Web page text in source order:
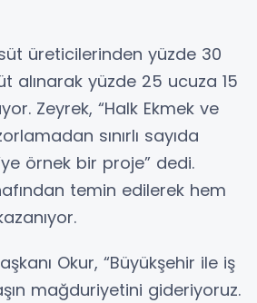
üreticilerinden yüzde 30
alınarak yüzde 25 ucuza 15
Zeyrek, “Halk Ekmek ve
sınırlı sayıda
örnek bir proje” dedi.
temin edilerek hem
Okur, “Büyükşehir ile iş
mağduriyetini gideriyoruz.